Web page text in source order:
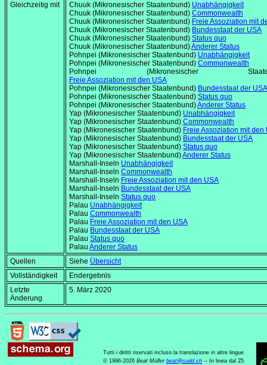
Gleichzeitig mit Chuuk (Mikronesischer Staatenbund) Unabhängigkeit
Chuuk (Mikronesischer Staatenbund) Commonwealth
Chuuk (Mikronesischer Staatenbund) Freie Assoziation mit
Chuuk (Mikronesischer Staatenbund) Bundesstaat der USA
Chuuk (Mikronesischer Staatenbund) Status quo
Chuuk (Mikronesischer Staatenbund)Anderer Status
Pohnpei (Mikronesischer Staatenbund) Unabhängigkeit
Pohnpei (Mikronesischer Staatenbund) Commonwealth
Pohnpei (Mikronesischer
Freie Assoziation mit den USA
Pohnpei (Mikronesischer Staatenbund) Bundesstaat der USA
Pohnpei (Mikronesischer Staatenbund) Status quo
Pohnpei (Mikronesischer Staatenbund)Anderer Status
Yap (Mikronesischer Staatenbund) Unabhängigkeit
Yap (Mikronesischer Staatenbund) Commonwealth
Yap (Mikronesischer Staatenbund) Freie Assoziation mit den
Yap (Mikronesischer Staatenbund) Bundesstaat der USA
Yap (Mikronesischer Staatenbund) Status quo
Yap (Mikronesischer Staatenbund)Anderer Status
Marshall-Inseln Unabhängigkeit
Marshall-Inseln Commonwealth
Marshall-Inseln Freie Assoziation mit den USA
Marshall-Inseln Bundesstaat der USA
Marshall-Inseln Status quo
Palau Unabhängigkeit
Palau Commonwealth
Palau Freie Assoziation mit den USA
Palau Bundesstaat der USA
Palau Status quo
Palau Anderer Status
Quellen
Siehe Übersicht
Vollständigkeit
Endergebnis
Letzte
Änderung
5. März 2020
Tutti i diritti riservati incluso la translazione in altre lingue
© 1996-2026 Beat Müller beat@sudd.ch -- In linea dal 25